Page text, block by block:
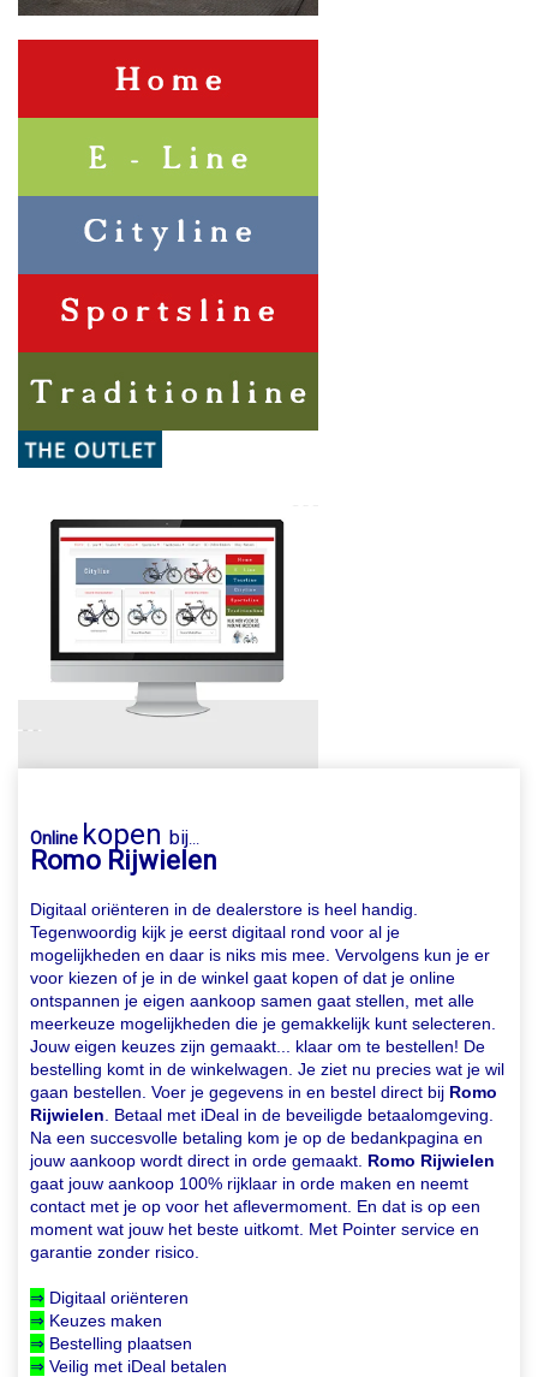
Online kopen bij
Romo Rijwielen
Digitaal oriënteren in de dealerstore is heel handig.
Tegenwoordig kijk je eerst digitaal rond voor al je
mogelijkheden en daar is niks mis mee. Vervolgens kun je er
voor kiezen of je in de winkel gaat kopen of dat je online
ontspannen je eigen aankoop samen gaat stellen, met alle
meerkeuze mogelijkheden die je gemakkelijk kunt selecteren.
Jouw eigen keuzes zijn gemaakt... klaar om te bestellen! De
bestelling komt in de winkelwagen. Je ziet nu precies wat je wil
gaan bestellen. Voer je gegevens in en bestel direct bij Romo
Rijwielen . Betaal met iDeal in de beveiligde betaalomgeving.
Na een succesvolle betaling kom je op de bedankpagina en
jouw aankoop wordt direct in orde gemaakt. Romo Rijwielen
gaat jouw aankoop 100% rijklaar in orde maken en neemt
contact met je op voor het aflevermoment. En dat is op een
moment wat jouw het beste uitkomt. Met Pointer service en
garantie zonder risico.
⇒ Digitaal oriënteren
⇒ Keuzes maken
⇒ Bestelling plaatsen
⇒ Veilig met iDeal betalen